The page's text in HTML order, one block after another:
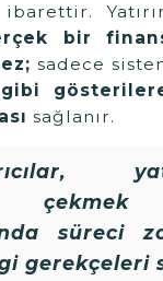
ibarettir.
bir
sadece
sağlanır.
çekmek
süreci
gerekçeleri